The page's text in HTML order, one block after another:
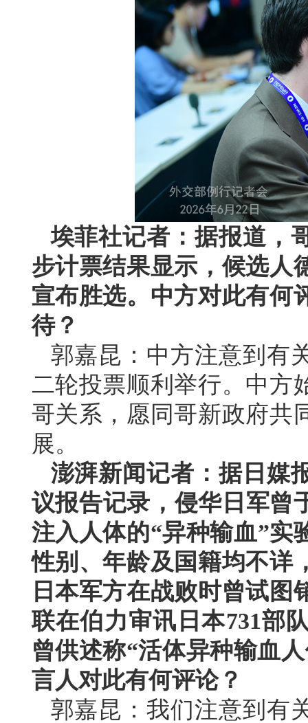
埃菲社记者：据报道，
步计票结果显示，候选人
宣布胜选。中方对此有何
待？
郭嘉昆：中方注意到有
二轮投票顺利举行。中方
哥关系，愿同哥新政府共
展。
澎湃新闻记者：据日媒
议报告记录，侵华日军曾
注入人体的“异种输血”实
性别、年龄及国籍均不详
日本军方在战败时曾试图
联在伯力审讯日本731部
曾供述称“活体异种输血
言人对此有何评论？
郭嘉昆：我们注意到有